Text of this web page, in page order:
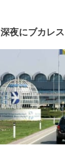
深夜にブカレ